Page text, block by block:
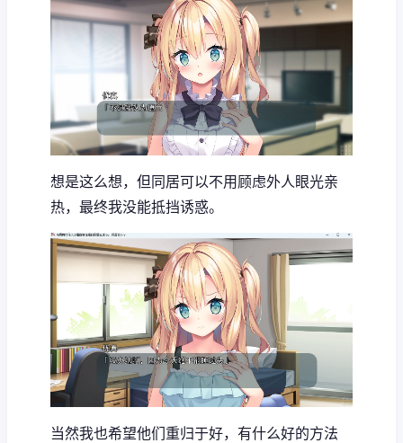
想是这么想，但同居可以不用顾虑外人眼光亲
热，最终我没能抵挡诱惑。
当然我也希望他们重归于好，有什么好的方法